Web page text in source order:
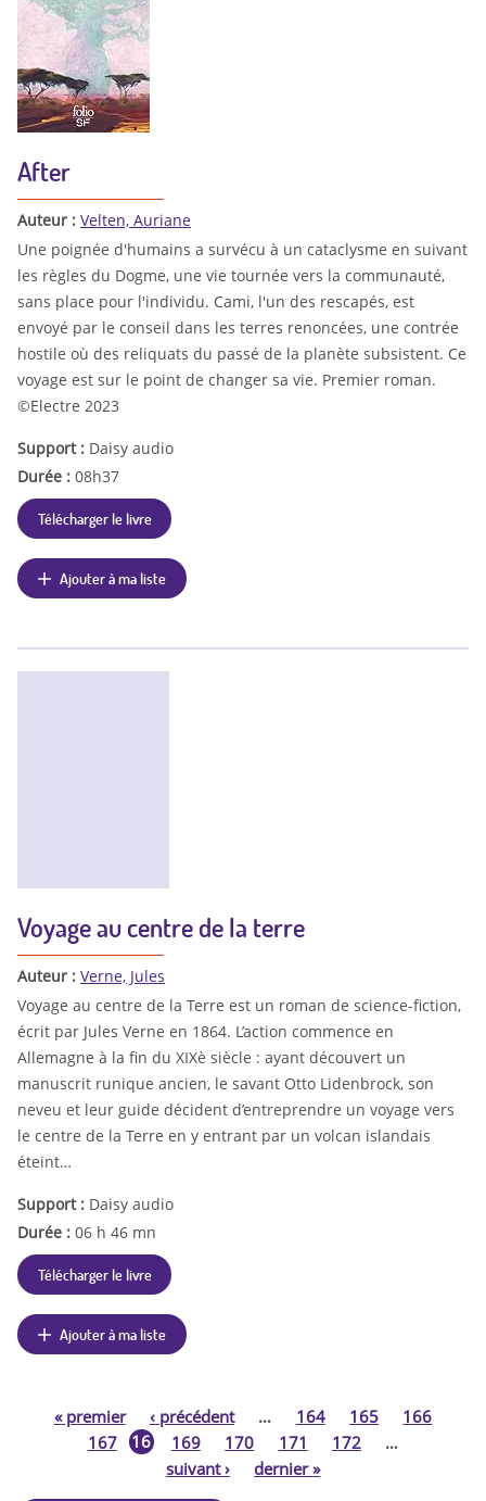
After
Auteur : Velten, Auriane
Une poignée d'humains a survécu à un cataclysme en suivant
les règles du Dogme, une vie tournée vers la communauté,
sans place pour l'individu. Cami, l'un des rescapés, est
envoyé par le conseil dans les terres renoncées, une contrée
hostile où des reliquats du passé de la planète subsistent. Ce
voyage est sur le point de changer sa vie. Premier roman.
©Electre 2023
Support : Daisy audio
Durée : 08h37
Télécharger le livre
Ajouter à ma liste
Voyage au centre de la terre
Auteur : Verne, Jules
Voyage au centre de la Terre est un roman de science-fiction,
écrit par Jules Verne en 1864. L’action commence en
Allemagne à la fin du XIXè siècle : ayant découvert un
manuscrit runique ancien, le savant Otto Lidenbrock, son
neveu et leur guide décident d’entreprendre un voyage vers
le centre de la Terre en y entrant par un volcan islandais
éteint…
Support : Daisy audio
Durée : 06 h 46 mn
Télécharger le livre
Ajouter à ma liste
«premier ‹précédent … 164 165
166
167
16
169 170 171 172
…
suivant› dernier»